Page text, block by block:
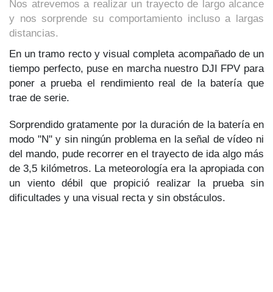
Nos atrevemos a realizar un trayecto de largo alcance
y nos sorprende su comportamiento incluso a largas
distancias.
En un tramo recto y visual completa acompañado de un
tiempo perfecto, puse en marcha nuestro DJI FPV para
poner a prueba el rendimiento real de la batería que
trae de serie.
Sorprendido gratamente por la duración de la batería en
modo "N" y sin ningún problema en la señal de vídeo ni
del mando, pude recorrer en el trayecto de ida algo más
de 3,5 kilómetros. La meteorología era la apropiada con
un viento débil que propició realizar la prueba sin
dificultades y una visual recta y sin obstáculos.